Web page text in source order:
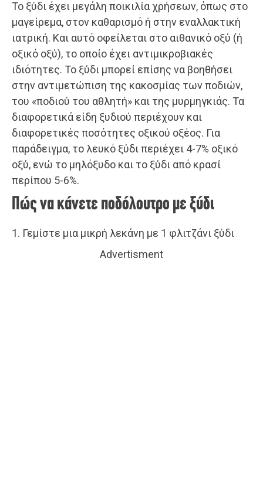
Το ξύδι έχει μεγάλη ποικιλία χρήσεων, όπως στο
μαγείρεμα, στον καθαρισμό ή στην εναλλακτική
ιατρική. Και αυτό οφείλεται στο αιθανικό οξύ (ή
οξικό οξύ), το οποίο έχει αντιμικροβιακές
ιδιότητες. Το ξύδι μπορεί επίσης να βοηθήσει
στην αντιμετώπιση της κακοσμίας των ποδιών,
του «ποδιού του αθλητή» και της μυρμηγκιάς. Τα
διαφορετικά είδη ξυδιού περιέχουν και
διαφορετικές ποσότητες οξικού οξέος. Για
παράδειγμα, το λευκό ξύδι περιέχει 4-7% οξικό
οξύ, ενώ το μηλόξυδο και το ξύδι από κρασί
περίπου 5-6%.
Πώς να κάνετε ποδόλουτρο με ξύδι
1. Γεμίστε μια μικρή λεκάνη με 1 φλιτζάνι ξύδι
Advertisment